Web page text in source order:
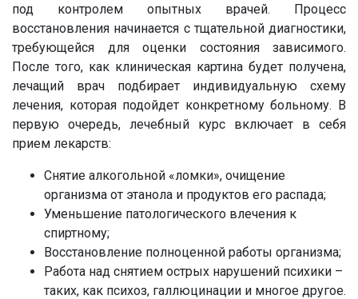
под контролем опытных врачей. Процесс
восстановления начинается с тщательной диагностики,
требующейся для оценки состояния зависимого.
После того, как клиническая картина будет получена,
лечащий врач подбирает индивидуальную схему
лечения, которая подойдет конкретному больному. В
первую очередь, лечебный курс включает в себя
прием лекарств:
Снятие алкогольной «ломки», очищение
организма от этанола и продуктов его распада;
Уменьшение патологического влечения к
спиртному;
Восстановление полноценной работы организма;
Работа над снятием острых нарушений психики –
таких, как психоз, галлюцинации и многое другое.